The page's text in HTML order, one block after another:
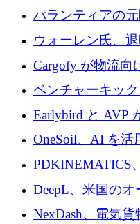
ラウンドを主導
パランティアの
ェントの立ち上
ウォーレン氏、
めに1,000万ユー
Cargofy が物流向
万ドルを獲得
ベンチャーキッ
ユーロでMinisaを
Earlybird と AVP
重用途の成長基
OneSoil、AI を活
大に​​ 100 万ユーロ
PDKINEMATICS
200 万ユーロを調
DeepL、米国の
ーミング事業
NexDash、電気